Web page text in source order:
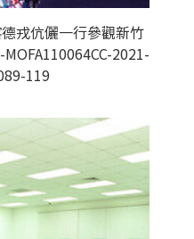
戎伉儷一行參觀新竹
2021-
119